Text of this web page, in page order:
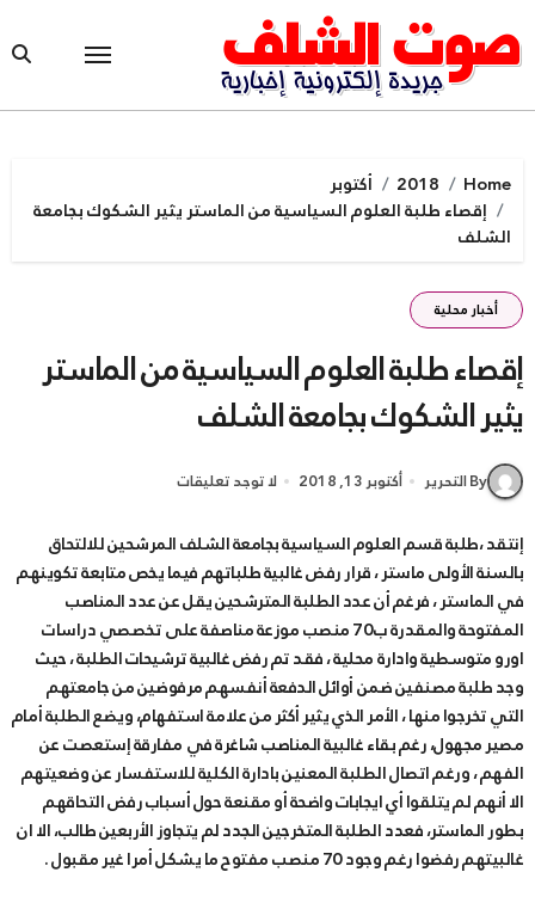
to
content
Home
2018
أكتوبر
إقصاء طلبة العلوم السياسية من الماستر يثير الشكوك بجامعة
الشلف
أخبار محلية
إقصاء طلبة العلوم السياسية من الماستر
يثير الشكوك بجامعة الشلف
By التحرير أكتوبر 13, 2018 لا توجد تعليقات
إنتقد ،طلبة قسم العلوم السياسية بجامعة الشلف المرشحين للالتحاق
بالسنة الأولى ماستر ، قرار رفض غالبية طلباتهم فيما يخص متابعة تكوينهم
في الماستر ، فرغم أن عدد الطلبة المترشحين يقل عن عدد المناصب
المفتوحة والمقدرة ب70 منصب موزعة مناصفة على تخصصي دراسات
اورو متوسطية وادارة محلية ، فقد تم رفض غالبية ترشيحات الطلبة ، حيث
وجد طلبة مصنفين ضمن أوائل الدفعة أنفسهم مرفوضين من جامعتهم
التي تخرجوا منها ، الأمر الذي يثير أكثر من علامة استفهام، ويضع الطلبة أمام
مصير مجهول، رغم بقاء غالبية المناصب شاغرة في مفارقة إستعصت عن
الفهم ، ورغم اتصال الطلبة المعنين بادارة الكلية للاستفسار عن وضعيتهم
الا أنهم لم يتلقوا أي ايجابات واضحة أو مقنعة حول أسباب رفض التحاقهم
بطور الماستر، فعدد الطلبة المتخرجين الجدد لم يتجاوز الأربعين طالب، الا ان
غالبيتهم رفضوا رغم وجود 70 منصب مفتوح ما يشكل أمرا غير مقبول .